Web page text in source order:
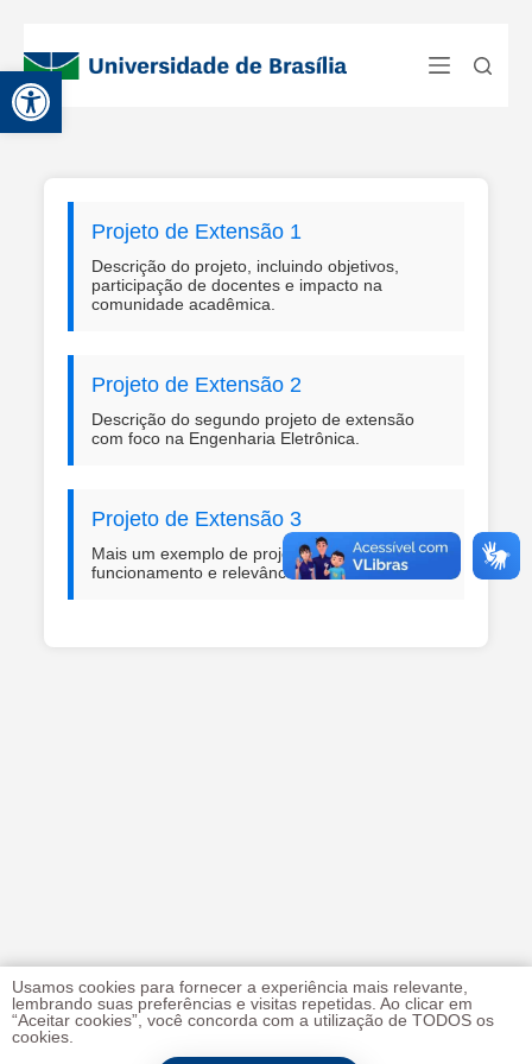
Abrir a barra de ferramentas
Projeto de Extensão 1
Descrição do projeto, incluindo objetivos,
participação de docentes e impacto na
comunidade acadêmica.
Projeto de Extensão 2
Descrição do segundo projeto de extensão
com foco na Engenharia Eletrônica.
Projeto de Extensão 3
Mais um exemplo de projeto, explicando seu
funcionamento e relevância.
Usamos cookies para fornecer a experiência mais relevante,
lembrando suas preferências e visitas repetidas. Ao clicar em
“Aceitar cookies”, você concorda com a utilização de TODOS os
cookies.